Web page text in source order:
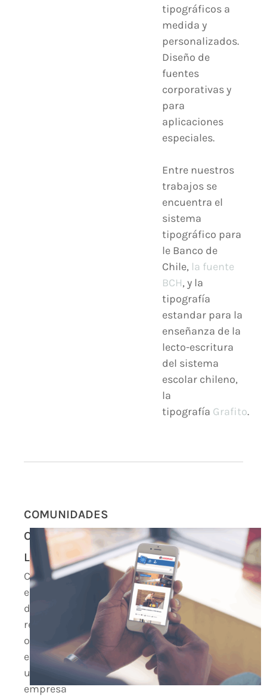
tipográficos a
medida y
personalizados.
Diseño de
fuentes
corporativas y
para
aplicaciones
especiales.
Entre nuestros
trabajos se
encuentra el
sistema
tipográfico para
le Banco de
Chile, la fuente
BCH, y la
tipografía
estandar para la
enseñanza de la
lecto-escritura
del sistema
escolar chileno,
la
tipografía Grafito.
COMUNIDADES
ON-
LINE
Creamos
espacios
de
relaciones
online
entre
una
empresa